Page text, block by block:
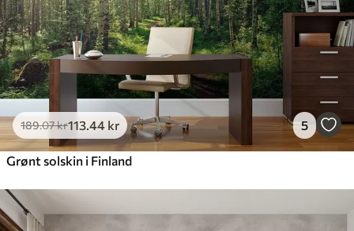
189.07kr113 .44 kr 5
Grønt solskin i Finland